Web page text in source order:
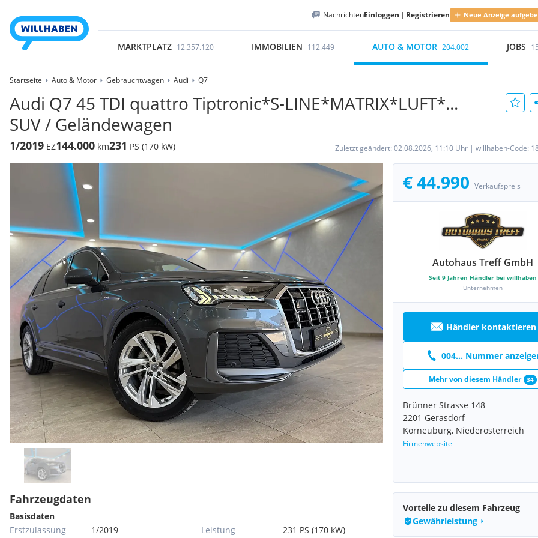
NachrichtenEinloggen | Registrieren Neue Anzeige
MARKTPLATZ 12.357.120 IMMOBILIEN 112.449 AUTO & MOTOR 204.002 JOBS
Startseite Auto & Motor Gebrauchtwagen Audi Q7
Audi Q7 45 TDI quattro Tiptronic*S-LINE*MATRIX*LUFT*...
SUV / Geländewagen
1/2019 EZ144.000 km231 PS (170 kW) Zuletzt geändert: 02.08.2026, 11:10 Uhr | willhaben-Code:
€ 44.990 Verkaufspreis
Autohaus Treff GmbH
Seit 9 Jahren Händler bei willhaben
Unternehmen
Händler kontaktieren
004... Nummer
Mehr von diesem Händler 34
Brünner Strasse 148
2201 Gerasdorf
Korneuburg, Niederösterreich
Firmenwebsite
Fahrzeugdaten
Basisdaten
Erstzulassung
1/2019 Leistung 231 PS (170 kW)
Vorteile zu diesem Fahrzeug
Gewährleistung